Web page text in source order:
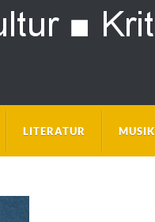
LITERATUR MUSIK